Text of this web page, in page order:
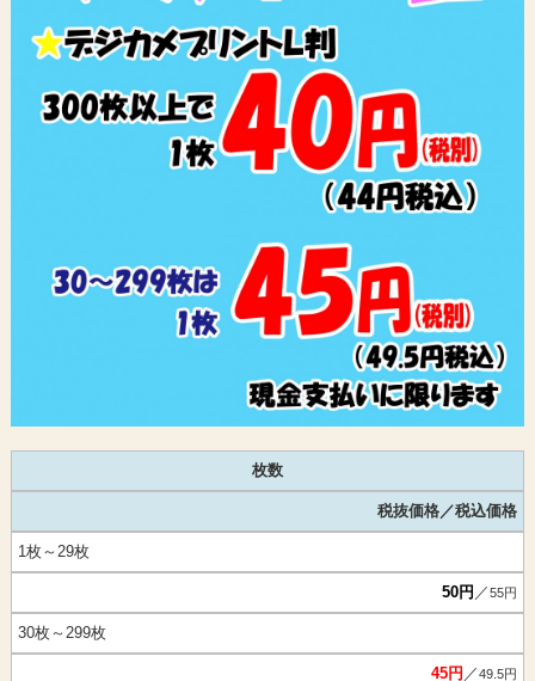
枚数
税抜価格／税込価格
1枚～29枚
50円 ／55円
30枚～299枚
45円 ／49.5円